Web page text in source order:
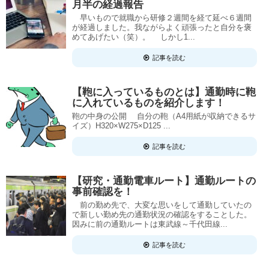
月半の経過報告
早いもので就職から研修２週間を経て延べ６週間
が経過しました。我ながらよく頑張ったと自分を褒
めてあげたい（笑）。 しかし1...
記事を読む
【鞄に入っているものとは】通勤時に鞄
に入れているものを紹介します！
鞄の中身の公開 自分の鞄（A4用紙が収納できるサ
イズ）H320×W275×D125 ...
記事を読む
【研究・通勤電車ルート】通勤ルートの
事前確認を！
前の勤め先で、大変な思いをして通勤していたの
で新しい勤め先の通勤状況の確認をすることした。
因みに前の通勤ルートは東武線～千代田線...
記事を読む